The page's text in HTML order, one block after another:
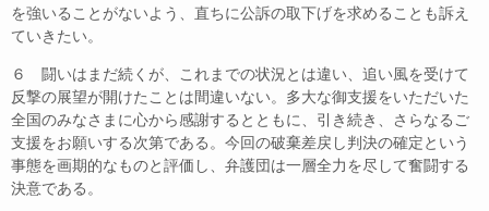
を強いることがないよう、直ちに公訴の取下げを求めることも訴え
ていきたい。
６ 闘いはまだ続くが、これまでの状況とは違い、追い風を受けて
反撃の展望が開けたことは間違いない。多大な御支援をいただいた
全国のみなさまに心から感謝するとともに、引き続き、さらなるご
支援をお願いする次第である。今回の破棄差戻し判決の確定という
事態を画期的なものと評価し、弁護団は一層全力を尽して奮闘する
決意である。